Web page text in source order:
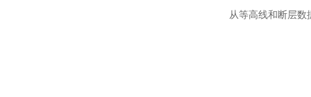
从等高线和断层数